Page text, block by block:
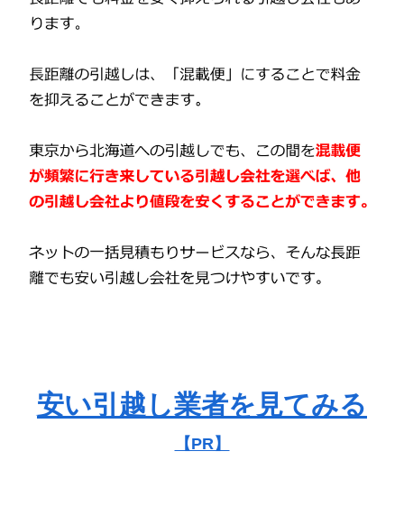
安い引越し業者を見てみる
【PR】